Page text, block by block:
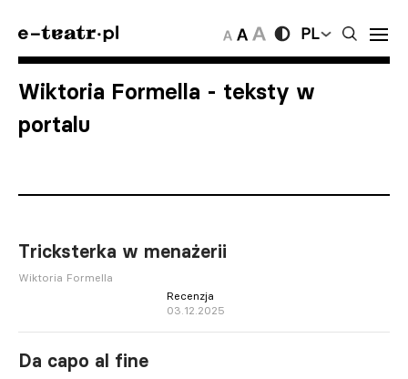
PL
Wiktoria Formella - teksty w
portalu
Tricksterka w menażerii
Wiktoria Formella
Recenzja
03.12.2025
Da capo al fine